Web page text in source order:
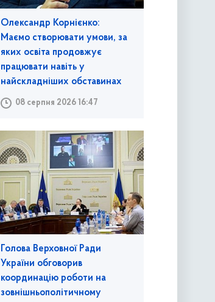
Олександр Корнієнко:
Маємо створювати умови, за
яких освіта продовжує
працювати навіть у
найскладніших обставинах
08 серпня 2026 16:47
Голова Верховної Ради
України обговорив
координацію роботи на
зовнішньополітичному